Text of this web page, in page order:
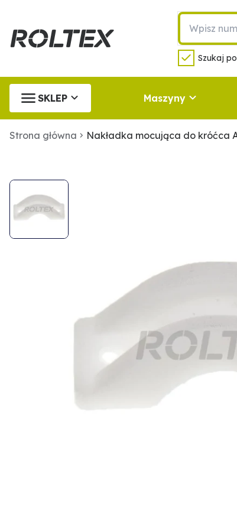
Szukaj
SKLEP Maszyny
Strona główna Nakładka mocująca do króćca